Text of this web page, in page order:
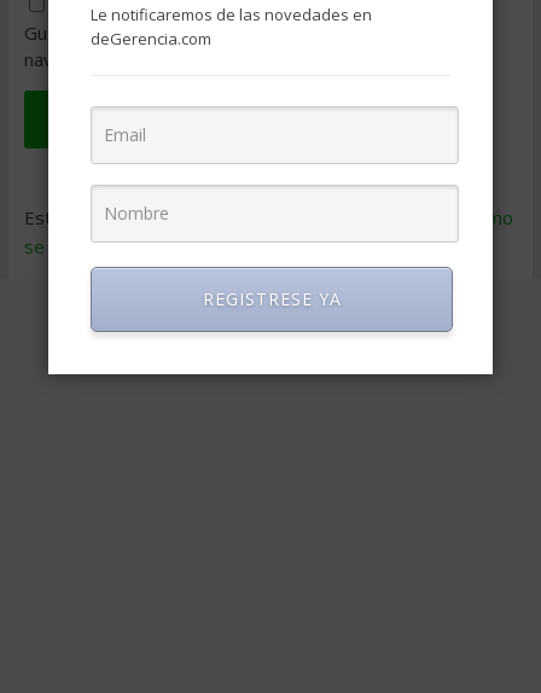
Guarda mi nombre, correo electrónico y web en este
navegador para la próxima vez que comente.
Este sitio usa Akismet para reducir el spam.
Aprende cómo
se procesan los datos de tus comentarios.
Le notificaremos de las novedades en
deGerencia.com
REGISTRESE YA